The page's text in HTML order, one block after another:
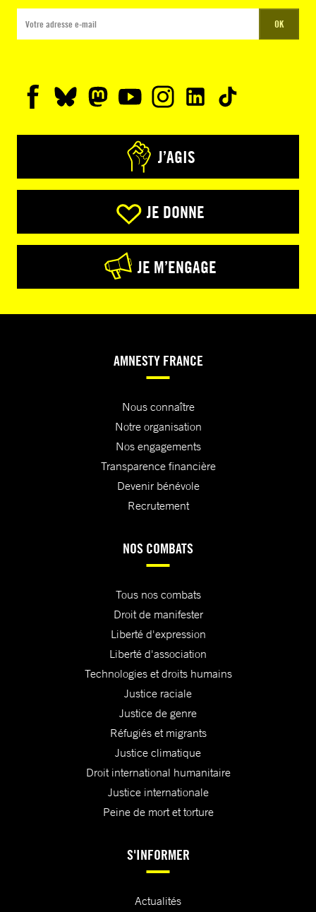
OK
J’AGIS
JE DONNE
JE M’ENGAGE
AMNESTY FRANCE
Nous connaître
Notre organisation
Nos engagements
Transparence financière
Devenir bénévole
Recrutement
NOS COMBATS
Tous nos combats
Droit de manifester
Liberté d'expression
Liberté d'association
Technologies et droits humains
Justice raciale
Justice de genre
Réfugiés et migrants
Justice climatique
Droit international humanitaire
Justice internationale
Peine de mort et torture
S'INFORMER
Actualités